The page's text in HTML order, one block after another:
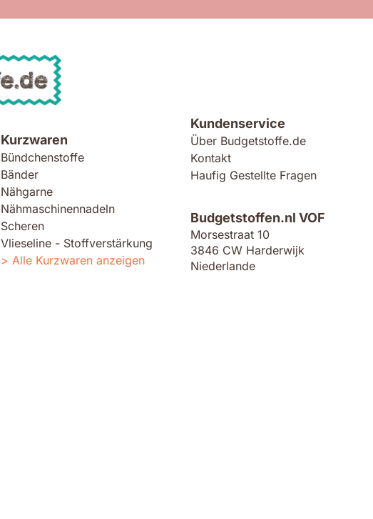
Kurzwaren
Bündchenstoffe
Bänder
Nähgarne
Nähmaschinennadeln
Scheren
Vlieseline - Stoffverstärkung
Alle Kurzwaren anzeigen
Kundenservice
Über Budgetstoffe.de
Kontakt
Haufig Gestellte Fragen
Budgetstoffen.nl VOF
Morsestraat 10
3846 CW Harderwijk
Niederlande